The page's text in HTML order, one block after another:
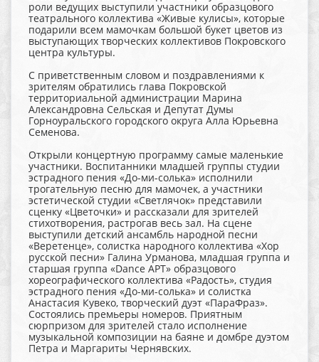
роли ведущих выступили участники образцового
театрального коллектива «Живые кулисы», которые
подарили всем мамочкам большой букет цветов из
выступающих творческих коллективов Покровского
центра культуры.
С приветственным словом и поздравлениями к
зрителям обратились глава Покровской
территориальной администрации Марина
Александровна Сельская и Депутат Думы
Горноуральского городского округа Алла Юрьевна
Семенова.
Открыли концертную программу самые маленькие
участники. Воспитанники младшей группы студии
эстрадного пения «До-ми-солька» исполнили
трогательную песню для мамочек, а участники
эстетической студии «Светлячок» представили
сценку «Цветочки» и рассказали для зрителей
стихотворения, растрогав весь зал. На сцене
выступили детский ансамбль народной песни
«Веретенце», солистка народного коллектива «Хор
русской песни» Галина Урманова, младшая группа и
старшая группа «Dance АРТ» образцового
хореографического коллектива «Радость», студия
эстрадного пения «До-ми-солька» и солистка
Анастасия Кувеко, творческий дуэт «ПараФраз».
Состоялись премьеры номеров. Приятным
сюрпризом для зрителей стало исполнение
музыкальной композиции на баяне и домбре дуэтом
Петра и Маргариты Чернявских.